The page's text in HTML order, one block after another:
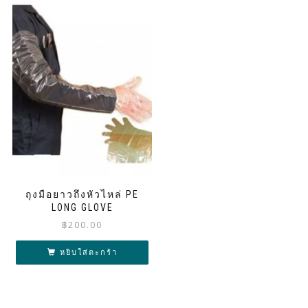
ถุงมือยาวถึงหัวไหล่ PE
LONG GLOVE
฿200.00
หยิบใส่ตะกร้า